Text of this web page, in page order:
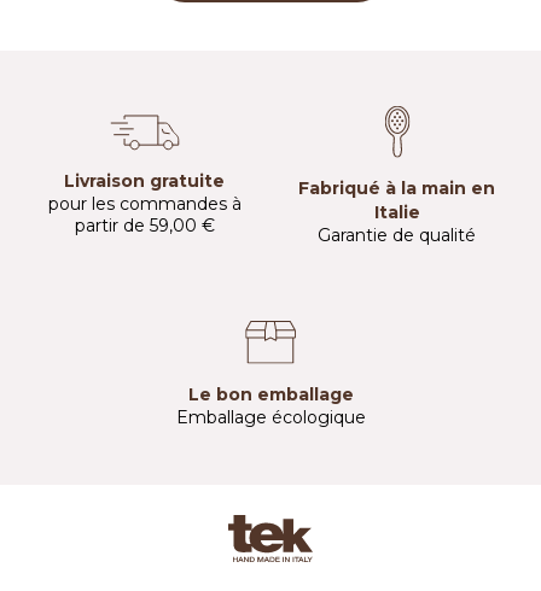
Livraison gratuite
pour les commandes à
partir de 59,00 €
Fabriqué à la main en
Italie
Garantie de qualité
Le bon emballage
Emballage écologique